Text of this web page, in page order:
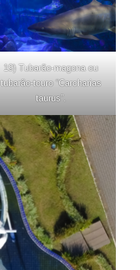
19) Tubarão-magona ou
tubarão-touro “Carcharias
taurus”.